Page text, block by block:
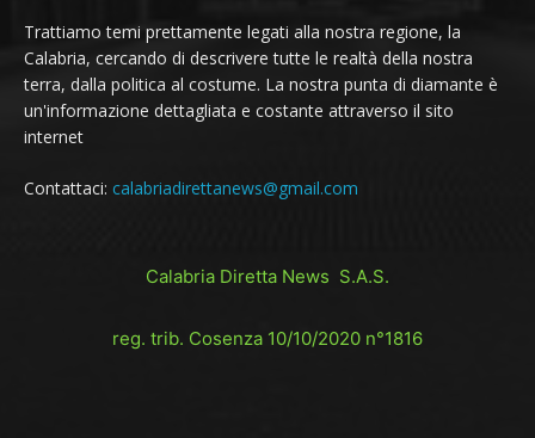
Trattiamo temi prettamente legati alla nostra regione, la
Calabria, cercando di descrivere tutte le realtà della nostra
terra, dalla politica al costume. La nostra punta di diamante è
un'informazione dettagliata e costante attraverso il sito
internet
Contattaci: calabriadirettanews@gmail.com
Calabria Diretta News S.A.S.
reg. trib. Cosenza 10/10/2020 n°1816